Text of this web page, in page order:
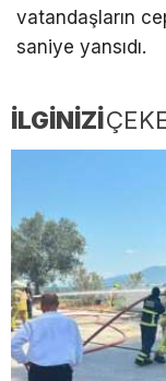
vatandaşların
saniye yansıdı.
İLGİNİZİ